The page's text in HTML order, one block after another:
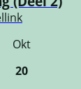
Okt
20